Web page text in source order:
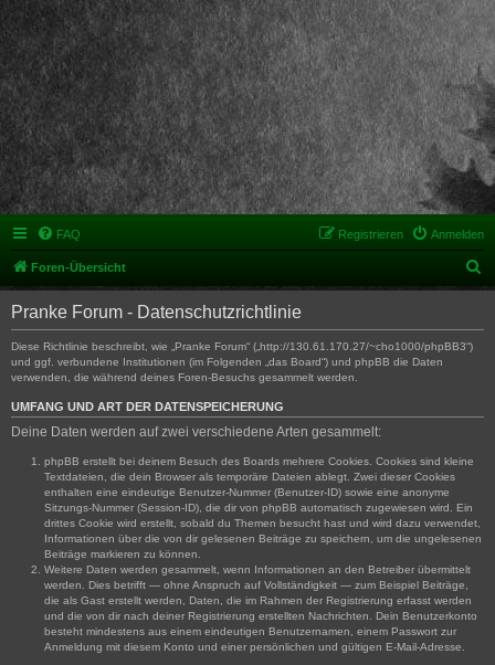
FAQ Anmelden
Registrieren
Foren-Übersicht
u
Pranke Forum - Datenschutzrichtlinie
Diese Richtlinie beschreibt, wie „Pranke Forum“ („http://130.61.170.27/~cho1000/phpBB3“)
und ggf. verbundene Institutionen (im Folgenden „das Board“) und phpBB die Daten
verwenden, die während deines Foren-Besuchs gesammelt werden.
UMFANG UND ART DER DATENSPEICHERUNG
Deine Daten werden auf zwei verschiedene Arten gesammelt:
phpBB erstellt bei deinem Besuch des Boards mehrere Cookies. Cookies sind kleine
Textdateien, die dein Browser als temporäre Dateien ablegt. Zwei dieser Cookies
enthalten eine eindeutige Benutzer-Nummer (Benutzer-ID) sowie eine anonyme
Sitzungs-Nummer (Session-ID), die dir von phpBB automatisch zugewiesen wird. Ein
drittes Cookie wird erstellt, sobald du Themen besucht hast und wird dazu verwendet,
Informationen über die von dir gelesenen Beiträge zu speichern, um die ungelesenen
Beiträge markieren zu können.
Weitere Daten werden gesammelt, wenn Informationen an den Betreiber übermittelt
werden. Dies betrifft — ohne Anspruch auf Vollständigkeit — zum Beispiel Beiträge,
die als Gast erstellt werden, Daten, die im Rahmen der Registrierung erfasst werden
und die von dir nach deiner Registrierung erstellten Nachrichten. Dein Benutzerkonto
besteht mindestens aus einem eindeutigen Benutzernamen, einem Passwort zur
Anmeldung mit diesem Konto und einer persönlichen und gültigen E-Mail-Adresse.